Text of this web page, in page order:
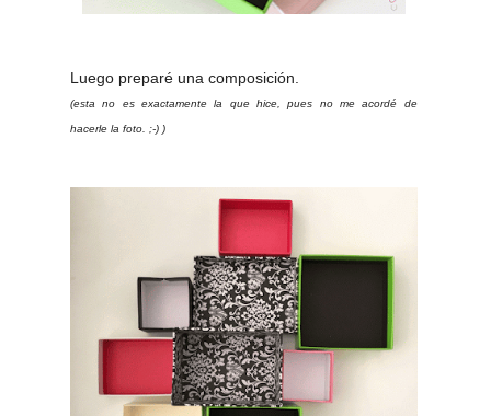
Luego preparé una composición.
(esta no es exactamente la que hice, pues no me acordé de
hacerle la foto. ;-) )